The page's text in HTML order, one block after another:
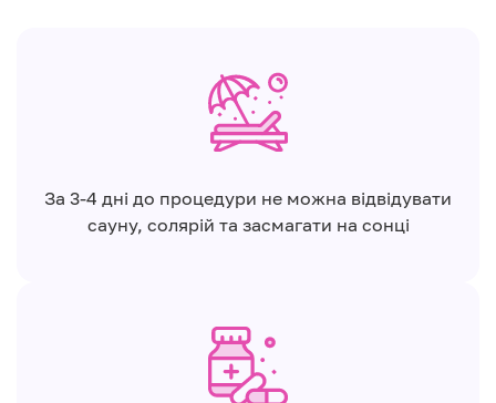
За 3-4 дні до процедури не можна відвідувати
сауну, солярій та засмагати на сонці